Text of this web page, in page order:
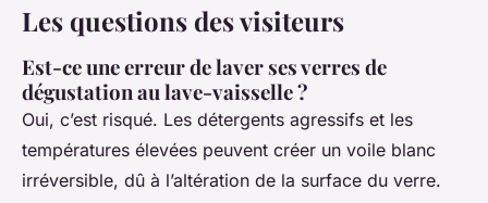
Les questions des visiteurs
Est-ce une erreur de laver ses verres de
dégustation au lave-vaisselle ?
Oui, c’est risqué. Les détergents agressifs et les
températures élevées peuvent créer un voile blanc
irréversible, dû à l’altération de la surface du verre.